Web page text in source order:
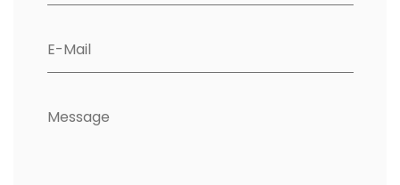
E-Mail
Message